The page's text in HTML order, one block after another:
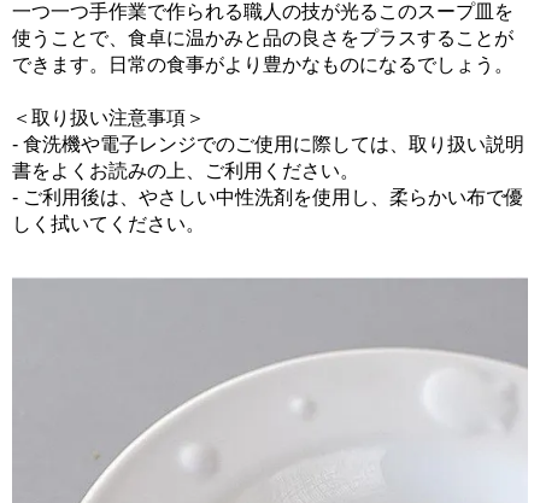
一つ一つ手作業で作られる職人の技が光るこのスープ皿を
使うことで、食卓に温かみと品の良さをプラスすることが
できます。日常の食事がより豊かなものになるでしょう。
＜取り扱い注意事項＞
- 食洗機や電子レンジでのご使用に際しては、取り扱い説明
書をよくお読みの上、ご利用ください。
- ご利用後は、やさしい中性洗剤を使用し、柔らかい布で優
しく拭いてください。